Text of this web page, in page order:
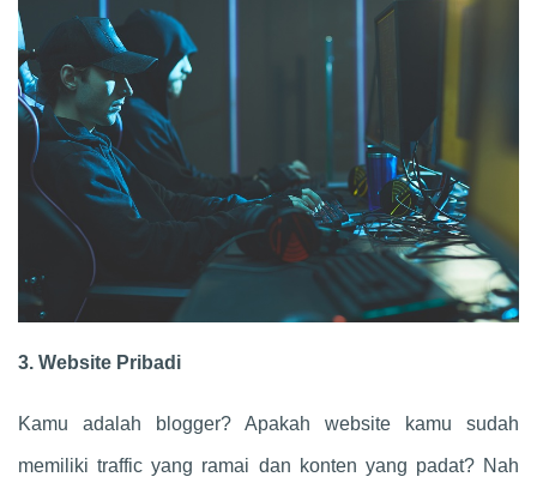
3. Website Pribadi
Kamu adalah blogger? Apakah website kamu sudah
memiliki traffic yang ramai dan konten yang padat? Nah